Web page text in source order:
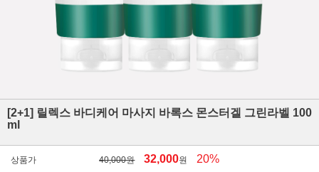
[2+1] 릴렉스 바디케어 마사지 바록스 몬스터겔 그린라벨 100
ml
상품가 40,000원 32,000원 20%